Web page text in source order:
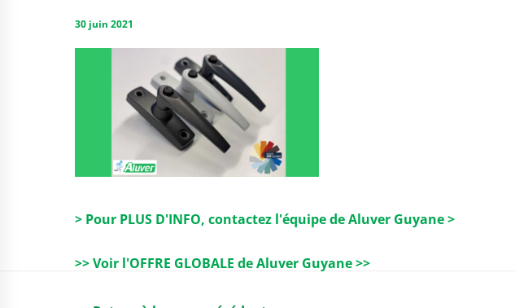
30 juin 2021
> Pour PLUS D'INFO, contactez l'équipe de Aluver Guyane >
>> Voir l'OFFRE GLOBALE de Aluver Guyane >>